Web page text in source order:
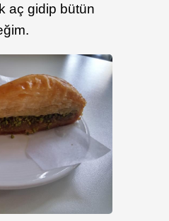
aç gidip bütün